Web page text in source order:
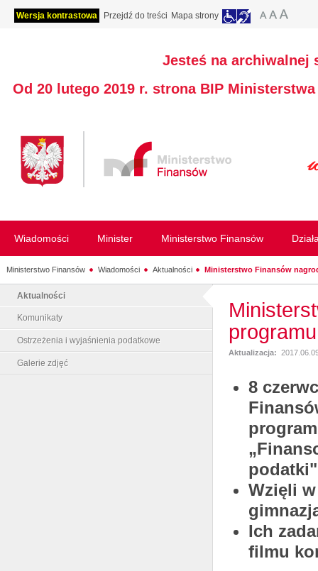
Wersja kontrastowa Przejdź do treści Mapa strony
Jesteś na archiwalnej
Od 20 lutego 2019 r. strona BIP
Wiadomości Minister Ministerstwo Finansów
Ministerstwo Finansów Wiadomości Aktualności Ministerstwo Finansów
Aktualności
Komunikaty
Ostrzeżenia i wyjaśnienia podatkowe
Galerie zdjęć
Aktualizacja:
8
Wzięli
Ich
filmu